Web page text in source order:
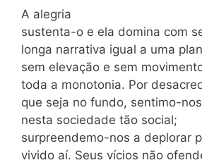
A alegria
sustenta-o e ela domina com
longa narrativa igual a uma
sem elevação e sem
toda a monotonia. Por
que seja no fundo, sentimo-
nesta sociedade tão social;
surpreendemo-nos a deplorar
vivido aí. Seus vícios não